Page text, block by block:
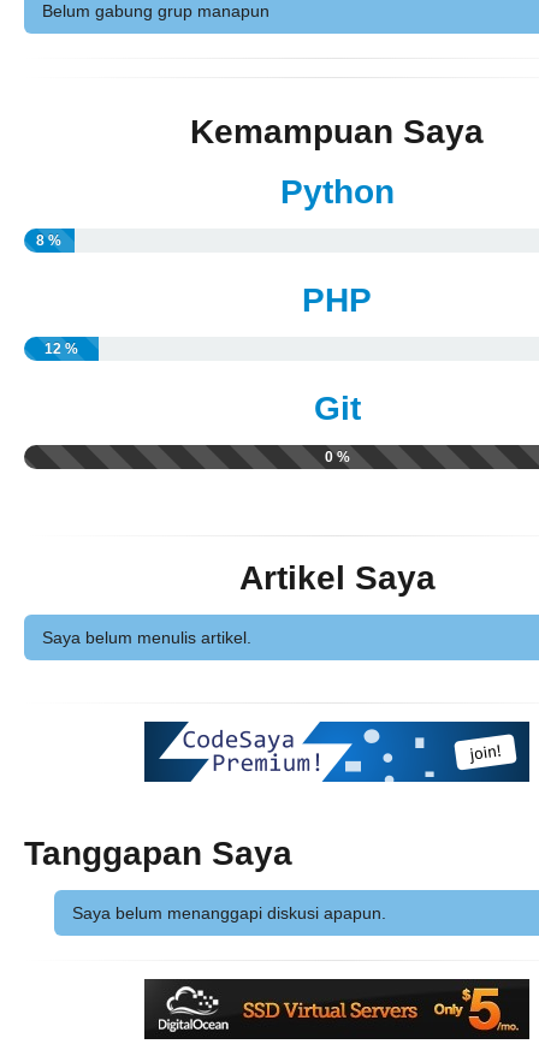
Belum gabung grup manapun
Kemampuan Saya
Python
8 %
PHP
12 %
Git
0 %
Artikel Saya
Saya belum menulis artikel.
Tanggapan Saya
Saya belum menanggapi diskusi apapun.